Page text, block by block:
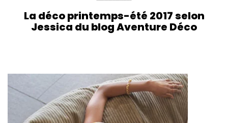
La déco printemps-été 2017 selon
Jessica du blog Aventure Déco